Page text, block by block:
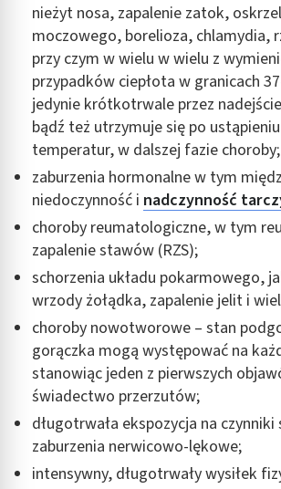
nieżyt nosa, zapalenie zatok,
moczowego, borelioza, chlamydia,
przy czym w wielu w wielu z
przypadków ciepłota w granicach
jedynie krótkotrwale przez
bądź też utrzymuje się po
temperatur, w dalszej fazie choroby;
zaburzenia hormonalne w tym
niedoczynność i nadczynność
choroby reumatologiczne, w tym
zapalenie stawów (RZS);
schorzenia układu pokarmowego,
wrzody żołądka, zapalenie jelit i
choroby nowotworowe – stan
gorączka mogą występować na
stanowiąc jeden z pierwszych
świadectwo przerzutów;
długotrwała ekspozycja na
zaburzenia nerwicowo-lękowe;
intensywny, długotrwały wysiłek